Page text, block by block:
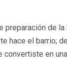
preparación de
hace el barrio;
convertiste en